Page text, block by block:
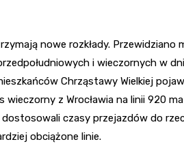
nowe rozkłady. Przewidziano
i wieczornych w
Chrząstawy Wielkiej
z Wrocławia na linii 920
czasy przejazdów do
obciążone linie.